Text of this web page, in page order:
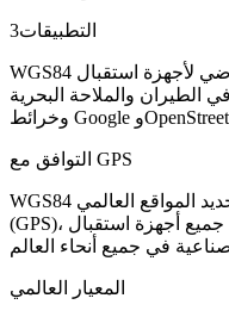
3التطبيقات
WGS84 هو نظام الإحداثيات الافتراضي لأجهزة استقبال GPS في
الطيران والملاحة البحرية
التوافق مع GPS
WGS84 هو نظام الإحداثيات الأصلي لنظام تحديد المواقع العالمي
(GPS)، مما يضمن التوافق المباشر مع جميع أجهزة استقبال GPS
المعيار العالمي